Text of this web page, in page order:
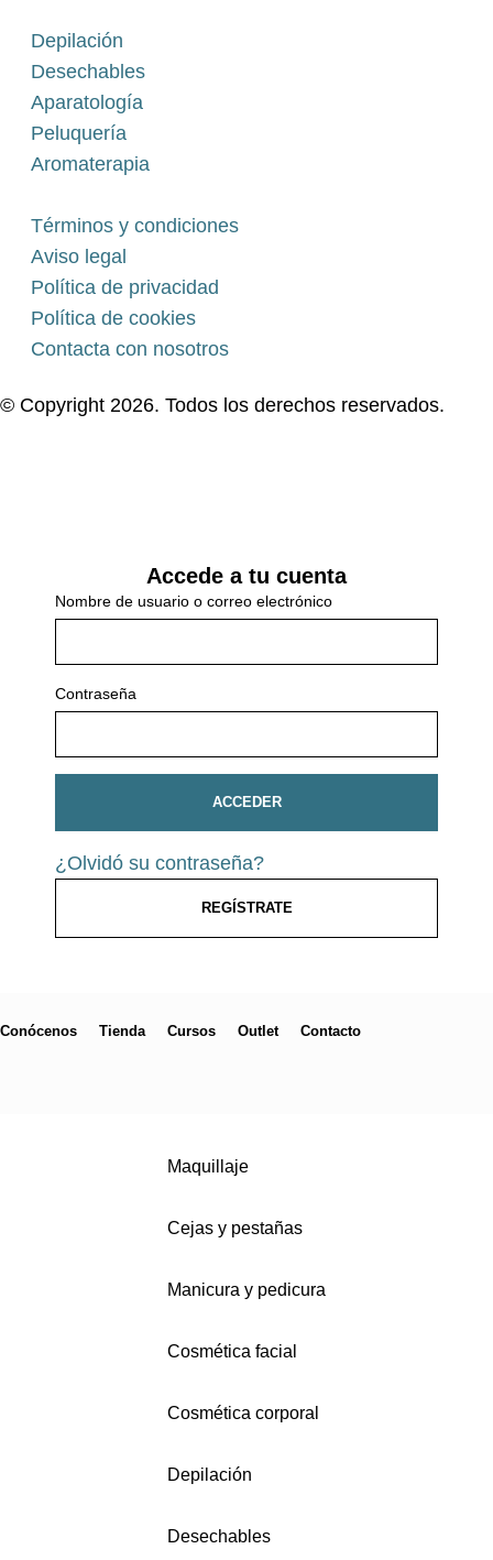
Depilación
Desechables
Aparatología
Peluquería
Aromaterapia
Términos y condiciones
Aviso legal
Política de privacidad
Política de cookies
Contacta con nosotros
© Copyright 2026. Todos los derechos reservados.
Accede a tu cuenta
Nombre de usuario o correo electrónico
Contraseña
ACCEDER
¿Olvidó su contraseña?
REGÍSTRATE
Conócenos Tienda Cursos Outlet Contacto
Maquillaje
Cejas y pestañas
Manicura y pedicura
Cosmética facial
Cosmética corporal
Depilación
Desechables